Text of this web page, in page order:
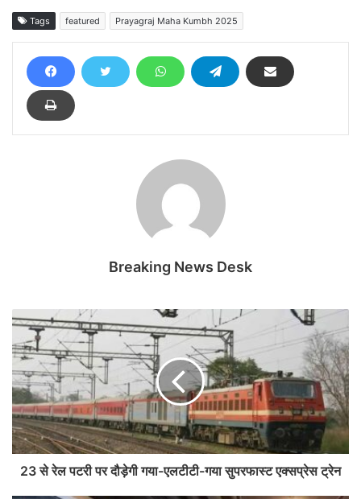
Tags featured Prayagraj Maha Kumbh 2025
Breaking News Desk
23 से रेल पटरी पर दौड़ेगी गया-एलटीटी-गया सुपरफास्ट एक्सप्रेस ट्रेन